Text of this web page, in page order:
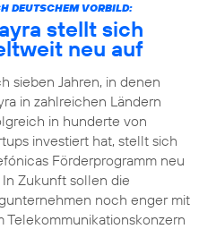
DEUTSCHEM VORBILD:
stellt sich
neu auf
sieben Jahren, in denen
in zahlreichen Ländern
in hunderte von
investiert hat, stellt sich
Förderprogramm neu
In Zukunft sollen die
noch enger mit
Telekommunikationskonzern